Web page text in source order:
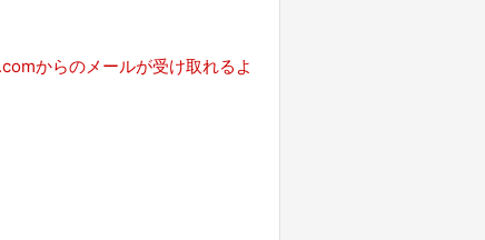
からのメールが受け取れるよ